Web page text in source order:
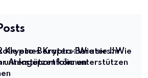
eines Krypto-Beraters: Wie
Anlageportfolio unterstützen